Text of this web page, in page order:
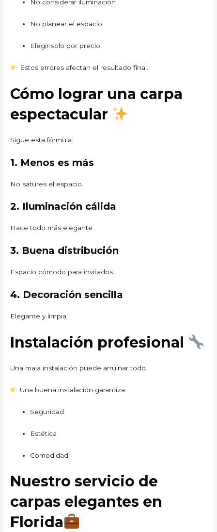
No considerar iluminación
No planear el espacio
Elegir solo por precio
Estos errores afectan el resultado final.
Cómo lograr una carpa
espectacular
Sigue esta fórmula:
1. Menos es más
No satures el espacio.
2. Iluminación cálida
Hace todo más elegante.
3. Buena distribución
Espacio cómodo para invitados.
4. Decoración sencilla
Elegante y limpia.
Instalación profesional
Una mala instalación puede arruinar todo.
Una buena instalación garantiza:
Seguridad
Estética
Comodidad
Nuestro servicio de
carpas elegantes en
Florida